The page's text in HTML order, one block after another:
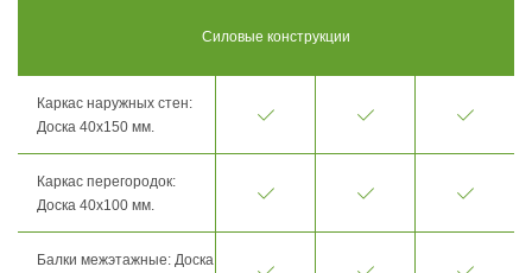
Силовые конструкции
Каркас наружных стен:
Доска 40х150 мм.
Каркас перегородок:
Доска 40х100 мм.
Балки межэтажные: Доска